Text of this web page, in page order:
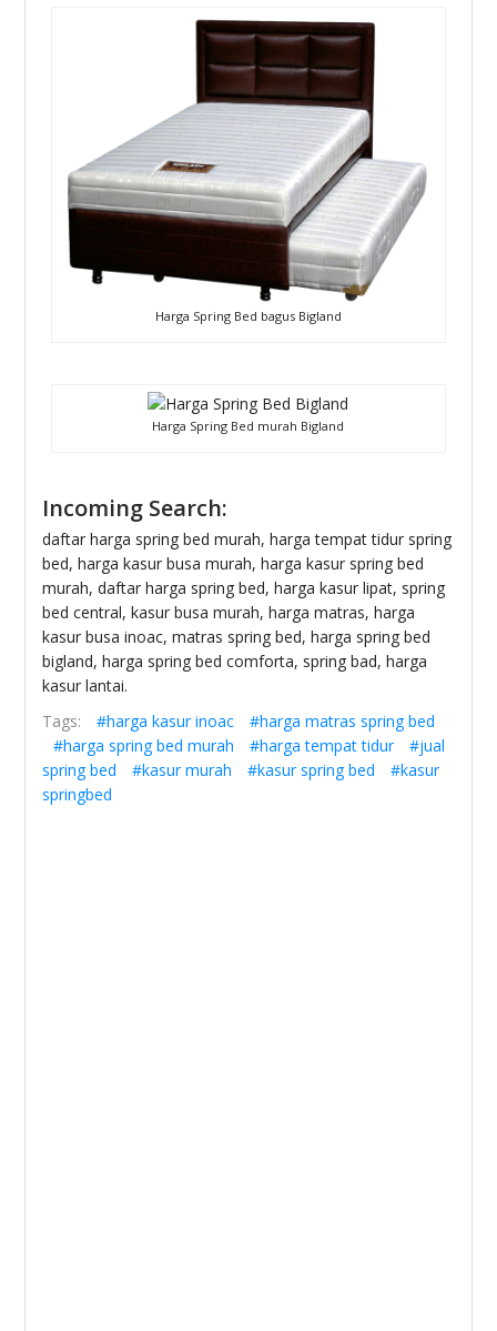
Harga Spring Bed bagus Bigland
Harga Spring Bed murah Bigland
Incoming Search:
daftar harga spring bed murah, harga tempat tidur spring
bed, harga kasur busa murah, harga kasur spring bed
murah, daftar harga spring bed, harga kasur lipat, spring
bed central, kasur busa murah, harga matras, harga
kasur busa inoac, matras spring bed, harga spring bed
bigland, harga spring bed comforta, spring bad, harga
kasur lantai.
Tags:
#harga kasur inoac
#harga matras spring bed
#harga spring bed murah
#harga tempat tidur
#jual
spring bed
#kasur murah #kasur spring bed
#kasur
springbed